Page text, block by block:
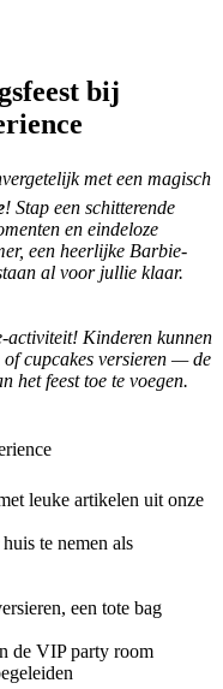
bij
met een magisch
! Stap een schitterende
en eindeloze
een heerlijke Barbie-
al voor jullie klaar.
activiteit! Kinderen kunnen
cupcakes versieren — de
het feest toe te voegen.
leuke artikelen uit onze
te nemen als
een tote bag
de VIP party room